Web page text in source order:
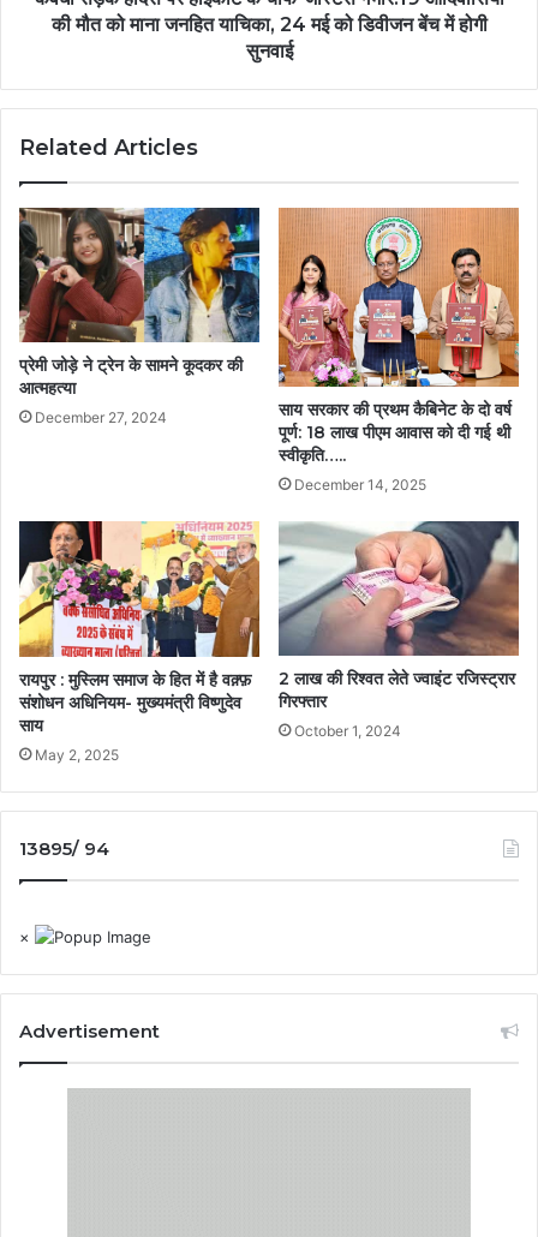
की मौत को माना जनहित याचिका, 24 मई को डिवीजन बेंच में होगी
सुनवाई
Related Articles
प्रेमी जोड़े ने ट्रेन के सामने कूदकर की
आत्महत्या
December 27, 2024
साय सरकार की प्रथम कैबिनेट के दो वर्ष
पूर्ण: 18 लाख पीएम आवास को दी गई थी
स्वीकृति…..
December 14, 2025
रायपुर : मुस्लिम समाज के हित में है वक़्फ़
संशोधन अधिनियम- मुख्यमंत्री विष्णुदेव
साय
May 2, 2025
2 लाख की रिश्वत लेते ज्वाइंट रजिस्ट्रार
गिरफ्तार
October 1, 2024
13895/ 94
×
Advertisement